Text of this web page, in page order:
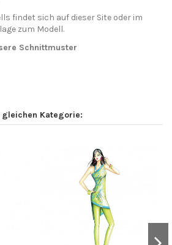
findet sich auf dieser Site oder im
zum Modell.
Schnittmuster
Kategorie: